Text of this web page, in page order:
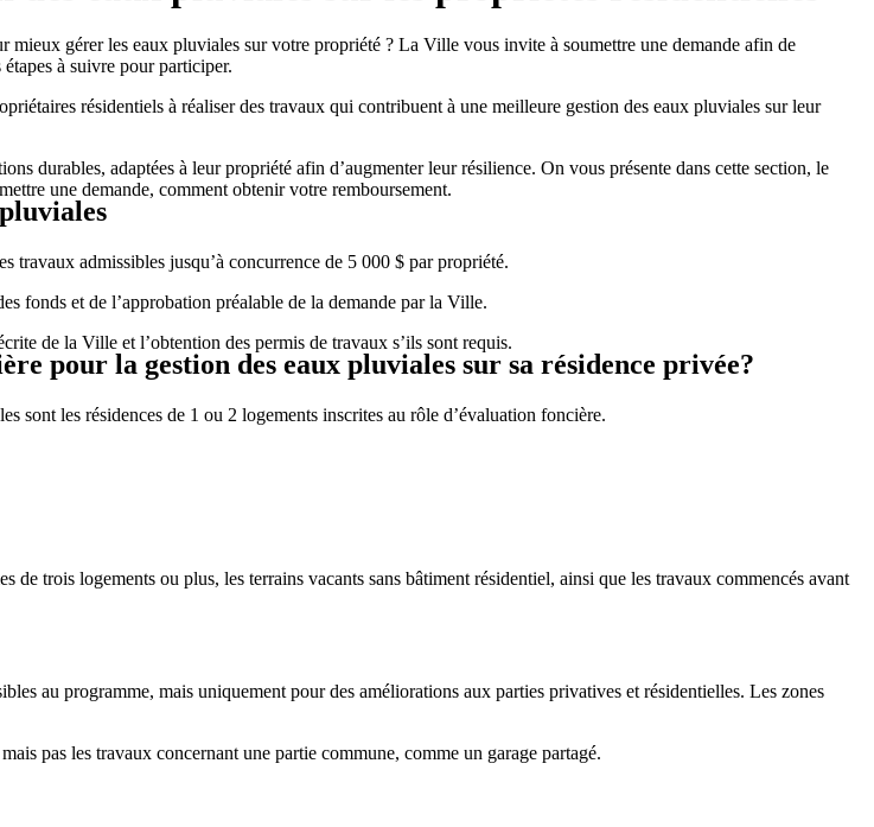
mieux gérer les eaux pluviales sur votre propriété ? La Ville vous invite à soumettre une demande afin de
à suivre pour participer.
résidentiels à réaliser des travaux qui contribuent à une meilleure gestion des eaux pluviales sur leur
durables, adaptées à leur propriété afin d’augmenter leur résilience. On vous présente dans cette section, le
une demande, comment obtenir votre remboursement.
travaux admissibles jusqu’à concurrence de 5 000 $ par propriété.
fonds et de l’approbation préalable de la demande par la Ville.
de la Ville et l’obtention des permis de travaux s’ils sont requis.
pour la gestion des eaux pluviales sur sa résidence privée?
sont les résidences de 1 ou 2 logements inscrites au rôle d’évaluation foncière.
trois logements ou plus, les terrains vacants sans bâtiment résidentiel, ainsi que les travaux commencés avant
au programme, mais uniquement pour des améliorations aux parties privatives et résidentielles. Les zones
pas les travaux concernant une partie commune, comme un garage partagé.